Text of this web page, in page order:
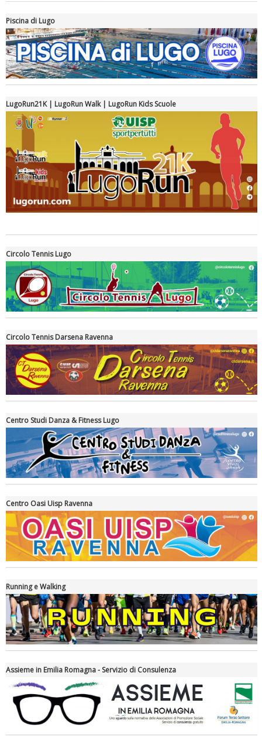
Luglio 2026: "Pensando con i piedi, si possono fare le
rivoluzioni"
Tiziano Pesce a Radio InBlu2000 traccia il bilancio della stagione
Ddl Lobby, Uisp: “Il Parlamento valorizzi le nostre specificità"
La formazione Uisp rallenta ma prosegue anche in estate
Tiziano Pesce nel Cda di Fondazione Terzjus: prima riunione a
Roma
Piscina di Lugo
LugoRun21K | LugoRun Walk | LugoRun Kids Scuole
Circolo Tennis Lugo
Circolo Tennis Darsena Ravenna
Centro Studi Danza & Fitness Lugo
Centro Oasi Uisp Ravenna
Running e Walking
Assieme in Emilia Romagna - Servizio di Consulenza